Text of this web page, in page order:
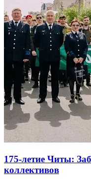
175-летие Читы:
коллективов